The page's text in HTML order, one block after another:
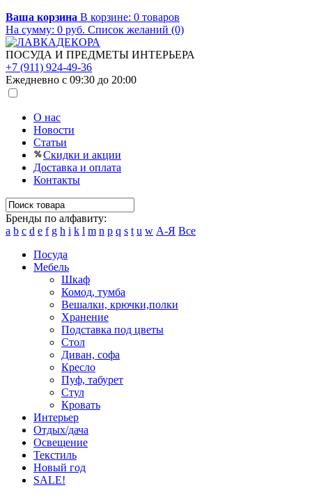
Ваша корзина В корзине: 0 товаров
На сумму: 0 руб. Список желаний (0)
ПОСУДА И ПРЕДМЕТЫ ИНТЕРЬЕРА
+7 (911) 924-49-36
Ежедневно с 09:30 до 20:00
О нас
Новости
Статьи
Скидки и акции
Доставка и оплата
Контакты
Бренды по алфавиту:
a b c d e f g h i k l m n p q s t u w А-Я Все
Посуда
Мебель
Шкаф
Комод, тумба
Вешалки, крючки,полки
Хранение
Подставка под цветы
Стол
Диван, софа
Кресло
Пуф, табурет
Стул
Кровать
Интерьер
Отдых/дача
Освещение
Текстиль
Новый год
SALE!